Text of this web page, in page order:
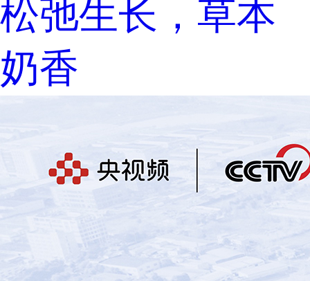
松弛生长，草本
奶香